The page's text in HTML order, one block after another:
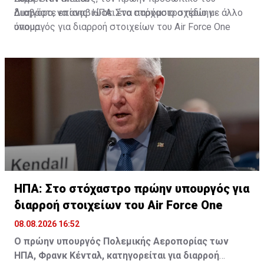
δικηγόρο, να αναβιώσει ένα παρόμοιο σχέδιο με άλλο
όνομα.
Διαβάστε επίσης:ΗΠΑ: Στο στόχαστρο πρώην
υπουργός για διαρροή στοιχείων του Air Force One
ΗΠΑ: Στο στόχαστρο πρώην υπουργός για
διαρροή στοιχείων του Air Force One
08.08.2026 16:52
Ο πρώην υπουργός Πολεμικής Αεροπορίας των
ΗΠΑ, Φρανκ Κένταλ, κατηγορείται για διαρροή